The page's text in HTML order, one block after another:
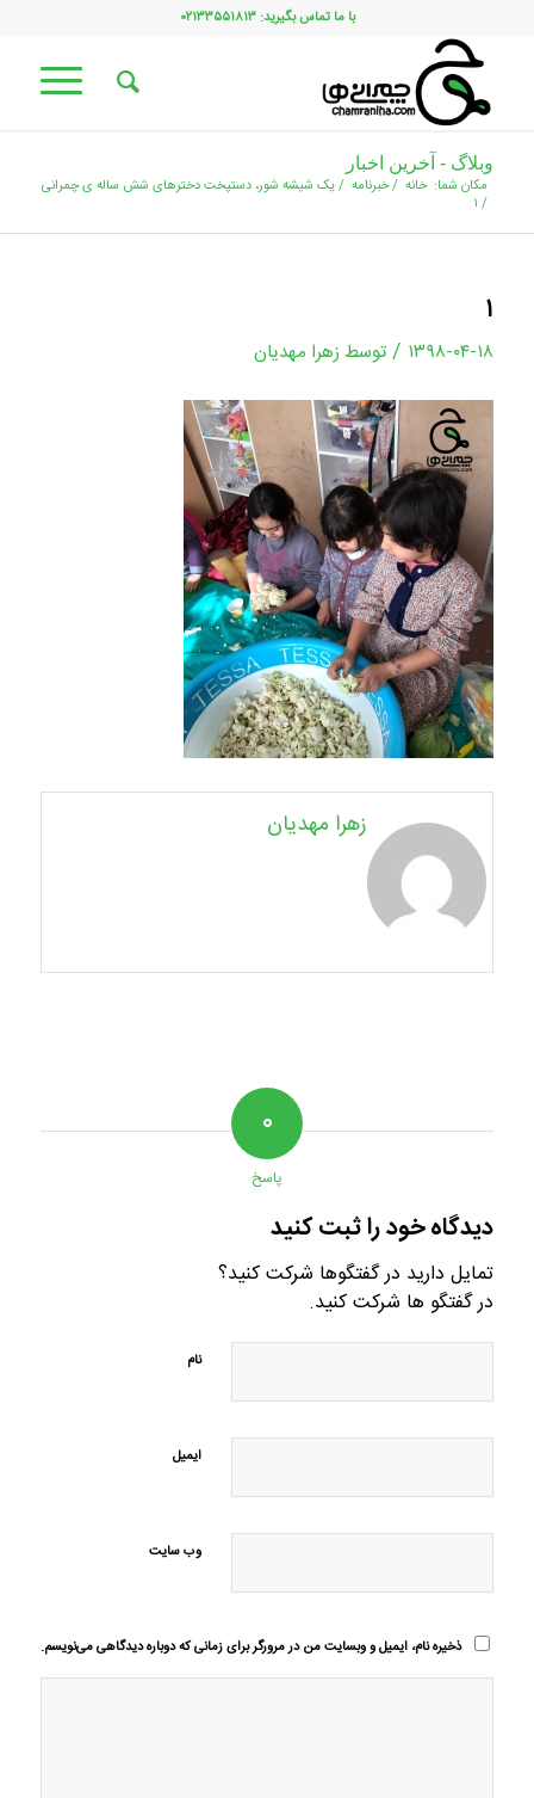
با ما تماس بگیرید: ۰۲۱۳۳۵۵۱۸۱۳
وبلاگ - آخرین اخبار
مکان شما: خانه /خبرنامه /یک شیشه شور، دستپخت دخترهای شش ساله ی چمرانی
/ ۱
۱
۱۳۹۸-۰۴-۱۸ / توسط زهرا مهدیان
زهرا مهدیان
۰
پاسخ
دیدگاه خود را ثبت کنید
تمایل دارید در گفتگوها شرکت کنید؟
در گفتگو ها شرکت کنید.
نام
ایمیل
وب‌ سایت
ذخیره نام، ایمیل و وبسایت من در مرورگر برای زمانی که دوباره دیدگاهی می‌نویسم.